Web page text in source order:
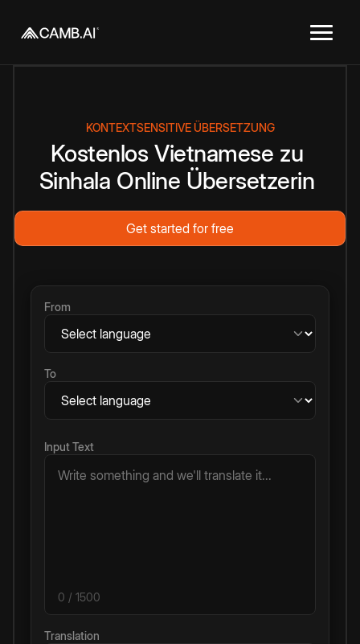
KONTEXTSENSITIVE ÜBERSETZUNG
Kostenlos Vietnamese zu
Sinhala Online Übersetzerin
Get started for free
From
To
Input Text
0 / 1500
Translation